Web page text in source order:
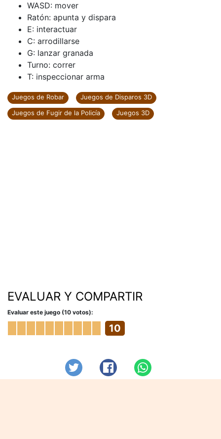
WASD: mover
Ratón: apunta y dispara
E: interactuar
C: arrodillarse
G: lanzar granada
Turno: correr
T: inspeccionar arma
Juegos de Robar
Juegos de Disparos 3D
Juegos de Fugir de la Policía
Juegos 3D
EVALUAR Y COMPARTIR
Evaluar este juego (10 votos):
10